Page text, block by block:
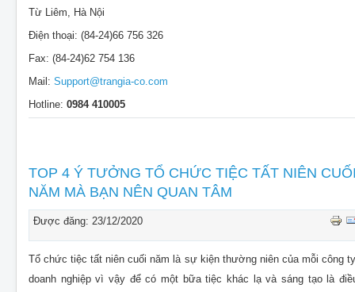
Từ Liêm, Hà Nội
Điện thoại: (84-24)66 756 326
Fax: (84-24)62 754 136
Mail: Support@trangia-co.com
Hotline: 0984 410005
TOP 4 Ý TƯỞNG TỔ CHỨC TIỆC TẤT NIÊN
NĂM MÀ BẠN NÊN QUAN TÂM
Được đăng: 23/12/2020
Tổ chức tiệc tất niên cuối năm là sự kiện thường niên của mỗi công
doanh nghiệp vì vậy để có một bữa tiệc khác lạ và sáng tạo là